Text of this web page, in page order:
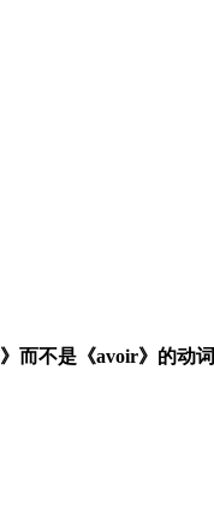
而不是《avoir》的动词